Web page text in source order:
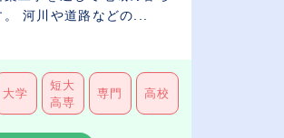
河川や道路などの...
大学
短大
高専
専門 高校